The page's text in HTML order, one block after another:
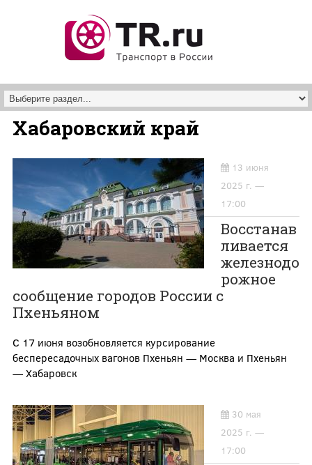
Хабаровский край
13 июня
2025 г. —
17:00
Восстанав
ливается
железнодо
рожное
сообщение городов России с
Пхеньяном
С 17 июня возобновляется курсирование
беспересадочных вагонов Пхеньян — Москва и Пхеньян
— Хабаровск
30 мая
2025 г. —
17:00